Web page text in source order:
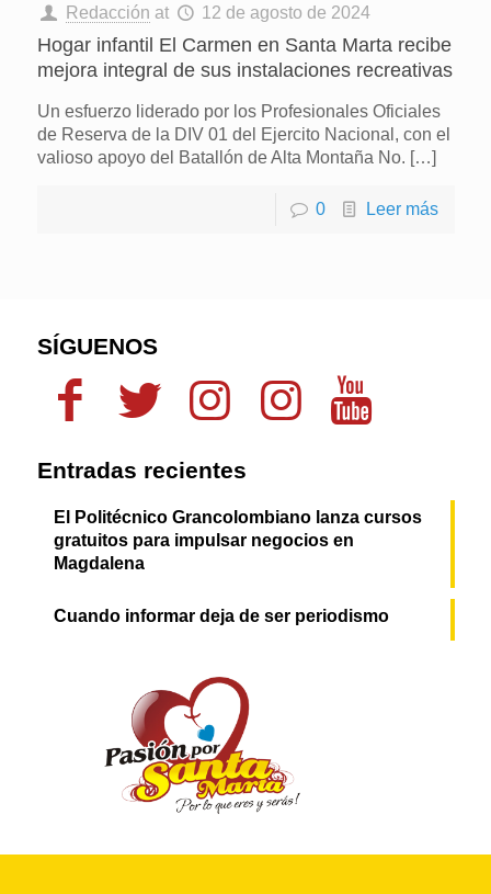
Redacción at 12 de agosto de 2024
Hogar infantil El Carmen en Santa Marta recibe
mejora integral de sus instalaciones recreativas
Un esfuerzo liderado por los Profesionales Oficiales
de Reserva de la DIV 01 del Ejercito Nacional, con el
valioso apoyo del Batallón de Alta Montaña No. […]
0 Leer más
SÍGUENOS
Entradas recientes
El Politécnico Grancolombiano lanza cursos
gratuitos para impulsar negocios en
Magdalena
Cuando informar deja de ser periodismo